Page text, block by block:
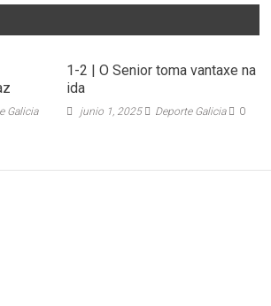
Galicia
1-2 | O Senior toma vantaxe na
ida
junio 1, 2025 Deporte Galicia 0